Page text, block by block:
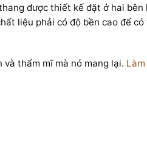
được thiết kế đặt ở hai bên
liệu phải có độ bền cao để
thẩm mĩ mà nó mang lại.